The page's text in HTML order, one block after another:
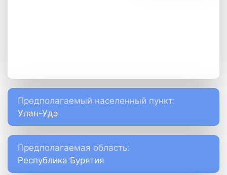
Предполагаемый населенный пункт:
Улан-Удэ
Предполагаемая область:
Республика Бурятия